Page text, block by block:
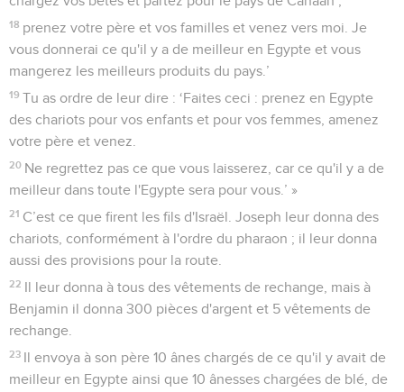
18 prenez votre père et vos familles et venez vers moi. Je
vous donnerai ce qu'il y a de meilleur en Egypte et vous
mangerez les meilleurs produits du pays.’
19 Tu as ordre de leur dire : ‘Faites ceci : prenez en Egypte
des chariots pour vos enfants et pour vos femmes, amenez
votre père et venez.
20 Ne regrettez pas ce que vous laisserez, car ce qu'il y a de
meilleur dans toute l'Egypte sera pour vous.’ »
21 C’est ce que firent les fils d'Israël. Joseph leur donna des
chariots, conformément à l'ordre du pharaon ; il leur donna
aussi des provisions pour la route.
22 Il leur donna à tous des vêtements de rechange, mais à
Benjamin il donna 300 pièces d'argent et 5 vêtements de
rechange.
23 Il envoya à son père 10 ânes chargés de ce qu'il y avait de
meilleur en Egypte ainsi que 10 ânesses chargées de blé, de